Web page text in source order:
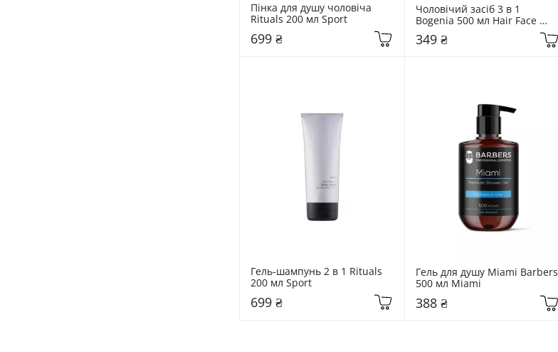
Пінка для душу чоловіча
Rituals 200 мл Sport
699 ₴
Чоловічий засіб 3 в 1
Bogenia 500 мл Hair Face
349 ₴
Гель-шампунь 2 в 1 Rituals
200 мл Sport
699 ₴
Гель для душу Miami Barbers
500 мл Miami
388 ₴